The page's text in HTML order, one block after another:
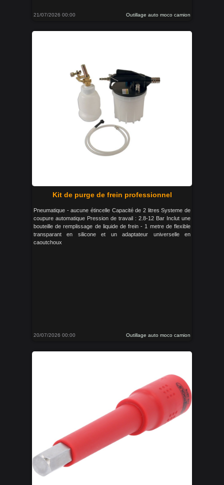
21/07/2026 00:00 Outillage auto moco camion
Kit de purge de frein professionnel
Pneumatique - aucune étincelle Capacité de 2 litres Systeme de
coupure automatique Pression de travail : 2.8-12 Bar Inclut une
bouteille de remplissage de liquide de frein - 1 metre de flexible
transparant en silicone et un adaptateur universelle en
caoutchoux
20/07/2026 00:00 Outillage auto moco camion